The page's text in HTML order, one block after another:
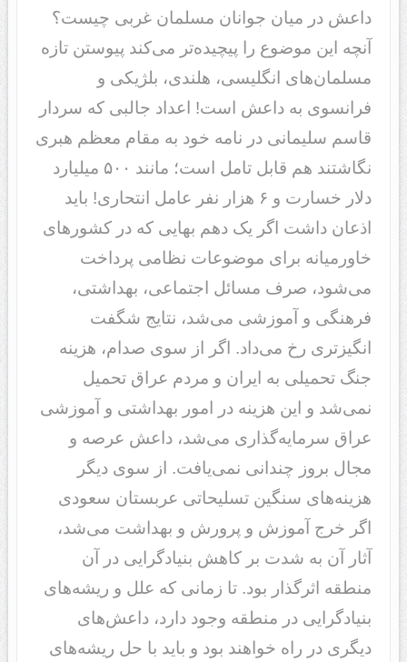
داعش در میان جوانان مسلمان غربی چیست؟
آنچه‌ این موضوع را پیچیده‌تر می‌کند پیوستن تازه
مسلمان‌های انگلیسی، هلندی، بلژیکی و
فرانسوی به داعش است! اعداد جالبی که سردار
قاسم سلیمانی در نامه خود به مقام معظم هبری
نگاشتند هم قابل تامل است؛ مانند ۵۰۰ میلیارد
دلار خسارت و ۶ هزار نفر عامل انتحاری! باید
اذعان داشت اگر یک دهم بهایی که در کشورهای
خاورمیانه برای موضوعات نظامی پرداخت
می‌شود، صرف مسائل اجتماعی، بهداشتی،
فرهنگی و آموزشی می‌شد، نتایج شگفت
انگیزتری رخ می‌داد. اگر از سوی صدام، هزینه
جنگ تحمیلی به‌ ایران و مردم عراق تحمیل
نمی‌شد و این هزینه در امور بهداشتی و آموزشی
عراق سرمایه‌گذاری می‌شد، داعش عرصه و
مجال بروز چندانی نمی‌یافت. از سوی دیگر
هزینه‌های سنگین تسلیحاتی عربستان سعودی
اگر خرج آموزش و پرورش و بهداشت می‌شد،
آثار آن به شدت بر کاهش بنیادگرایی در آن
منطقه اثرگذار بود. تا زمانی که علل و ریشه‌های
بنیادگرایی در منطقه وجود دارد، داعش‌های
دیگری در راه خواهند بود و باید با حل ریشه‌های